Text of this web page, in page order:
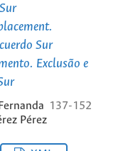
Sur
Exclusão e
Pérez
137-152